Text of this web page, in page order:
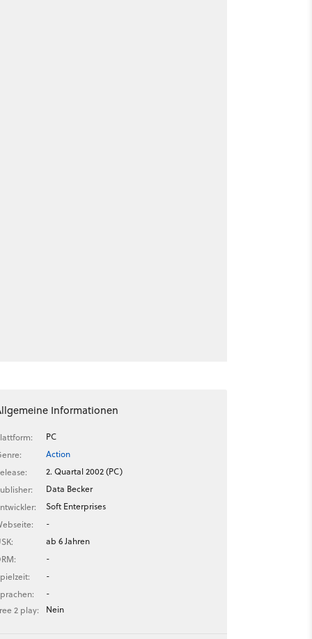
Informationen
PC
Action
2. Quartal 2002 (PC)
Data Becker
Soft Enterprises
-
ab 6 Jahren
-
-
-
2 play:
Nein